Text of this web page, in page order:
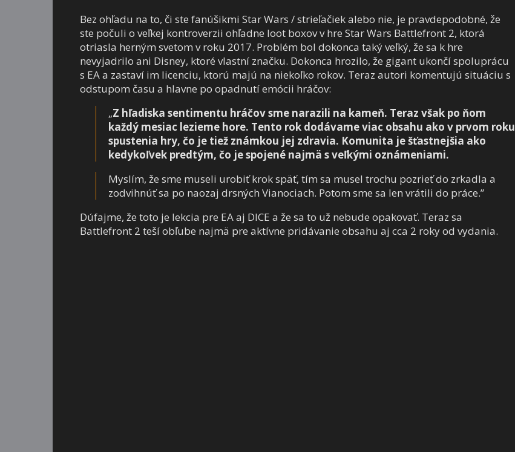
Bez ohľadu na to, či ste fanúšikmi Star Wars / strieľačiek alebo nie, je pravdepodobné, že
ste počuli o veľkej kontroverzii ohľadne loot boxov v hre Star Wars Battlefront 2, ktorá
otriasla herným svetom v roku 2017. Problém bol dokonca taký veľký, že sa k hre
nevyjadrilo ani Disney, ktoré vlastní značku. Dokonca hrozilo, že gigant ukončí spoluprácu
s EA a zastaví im licenciu, ktorú majú na niekoľko rokov. Teraz autori komentujú situáciu s
odstupom času a hlavne po opadnutí emócii hráčov:
„Z hľadiska sentimentu hráčov sme narazili na kameň. Teraz však po ňom
každý mesiac lezieme hore. Tento rok dodávame viac obsahu ako v prvom roku
spustenia hry, čo je tiež známkou jej zdravia. Komunita je šťastnejšia ako
kedykoľvek predtým, čo je spojené najmä s veľkými oznámeniami.
Myslím, že sme museli urobiť krok späť, tím sa musel trochu pozrieť do zrkadla a
zodvihnúť sa po naozaj drsných Vianociach. Potom sme sa len vrátili do práce.”
Dúfajme, že toto je lekcia pre EA aj DICE a že sa to už nebude opakovať. Teraz sa
Battlefront 2 teší obľube najmä pre aktívne pridávanie obsahu aj cca 2 roky od vydania.